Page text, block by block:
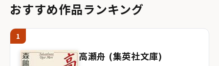
おすすめ作品ランキング
1
高瀬舟 (集英社文庫)